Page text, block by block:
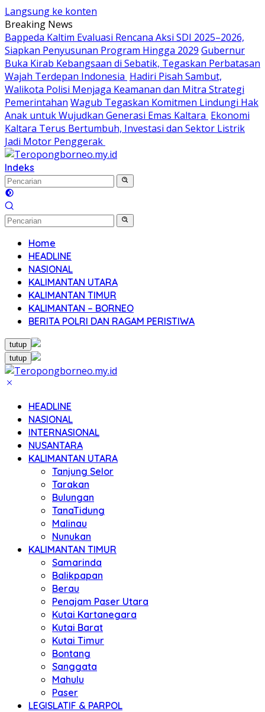
Langsung ke konten
Breaking News
Bappeda Kaltim Evaluasi Rencana Aksi SDI 2025–2026,
Siapkan Penyusunan Program Hingga 2029 Gubernur
Buka Kirab Kebangsaan di Sebatik, Tegaskan Perbatasan
Wajah Terdepan Indonesia Hadiri Pisah Sambut,
Walikota Polisi Menjaga Keamanan dan Mitra Strategi
Pemerintahan Wagub Tegaskan Komitmen Lindungi Hak
Anak untuk Wujudkan Generasi Emas Kaltara Ekonomi
Kaltara Terus Bertumbuh, Investasi dan Sektor Listrik
Jadi Motor Penggerak
Indeks
Home
HEADLINE
NASIONAL
KALIMANTAN UTARA
KALIMANTAN TIMUR
KALIMANTAN – BORNEO
BERITA POLRI DAN RAGAM PERISTIWA
tutup
tutup
HEADLINE
NASIONAL
INTERNASIONAL
NUSANTARA
KALIMANTAN UTARA
Tanjung Selor
Tarakan
Bulungan
TanaTidung
Malinau
Nunukan
KALIMANTAN TIMUR
Samarinda
Balikpapan
Berau
Penajam Paser Utara
Kutai Kartanegara
Kutai Barat
Kutai Timur
Bontang
Sanggata
Mahulu
Paser
LEGISLATIF & PARPOL